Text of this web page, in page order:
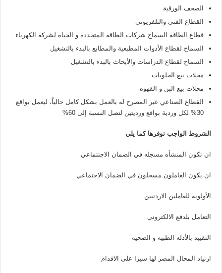
الصحف الورقية
القطاع الفني والتلفزيوني
قطاع الطاقة السماح شركات الطاقة المتجددة و الجباة لشركة الكهرباء .
السماح لقطاع الأدوات المطبعية والمطابع بالبدء بالتشغيل
السماح لقطاع الدراسات والأبحاث بالبدء بالتشغيل
محلات بيع الحلويات
محلات بيع البن و القهوه
القطاع الصناعي غير المصرح له بالعمل بشكل كامل حالياً، ليعمل بواقع
30% لكل وردية بواقع ورديتين لتصل النسبة إلى 60%
الشروط الواجب توفرها كما يلي
ان تكون المنشأه مسجله في الضمان الاجتتماعي
ان يكون العاملون مسجلون في الضمان الاجتماعي
الأولويه للعاملين الاردنيين
التعامل بلدفع الالكتروني
التقييد بالأدله الطبيه و الصحيه
ارتياد المحال المصر لها سيرا على الاقدام